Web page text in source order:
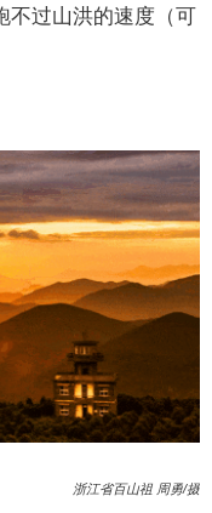
不过山洪的速度（可
浙江省百山祖 周勇/摄